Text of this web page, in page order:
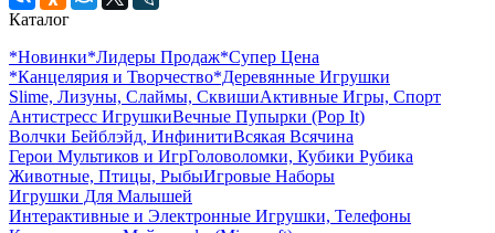
Каталог
*Новинки*Лидеры Продаж*Супер Цена
*Канцелярия и Творчество*Деревянные Игрушки
Slime, Лизуны, Слаймы, СквишиАктивные Игры, Спорт
Антистресс ИгрушкиВечные Пупырки (Pop It)
Волчки Бейблэйд, ИнфинитиВсякая Всячина
Герои Мультиков и ИгрГоловоломки, Кубики Рубика
Животные, Птицы, РыбыИгровые Наборы
Игрушки Для Малышей
Интерактивные и Электронные Игрушки, Телефоны